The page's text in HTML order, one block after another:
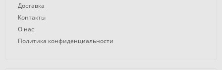
Доставка
Контакты
О нас
Политика конфиденциальности